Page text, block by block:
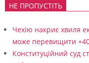
д
е
м
НЕ ПРОПУСТІТЬ
Чехію накриє хвиля
може перевищити
Конституційний суд